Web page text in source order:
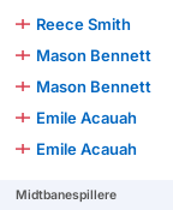
Reece Smith
Mason Bennett
Mason Bennett
Emile Acauah
Emile Acauah
Midtbanespillere